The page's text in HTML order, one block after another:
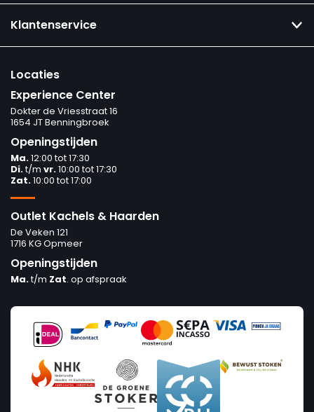
Klantenservice
Locaties
Experience Center
Dokter de Vriesstraat 16
1654 JT Benningbroek
Openingstijden
Ma.12:00 tot 17:30
Di.t/m vr.10:00 tot 17:30
Zat.10:00 tot 17:00
Outlet Kachels & Haarden
De Veken 121
1716 KG Opmeer
Openingstijden
Ma.t/m Zat. op afspraak